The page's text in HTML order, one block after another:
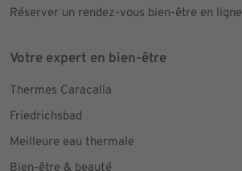
Réserver un rendez-vous bien-être en ligne
Votre expert en bien-être
Thermes Caracalla
Friedrichsbad
Meilleure eau thermale